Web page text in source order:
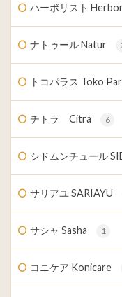
ハーボリスト
ナトゥール Natur
トコパラス Toko
チトラ Citra 6
シドムンチュール
サリアユ SARIAYU
サシャ Sasha 1
コニケア Konicare